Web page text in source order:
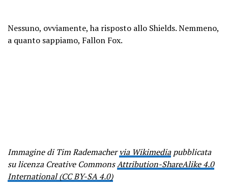
Nessuno, ovviamente, ha risposto allo Shields. Nemmeno,
a quanto sappiamo, Fallon Fox.
Immagine di Tim Rademachervia Wikimediapubblicata
su licenza Creative CommonsAttribution-ShareAlike 4.0
International (CC BY-SA 4.0)